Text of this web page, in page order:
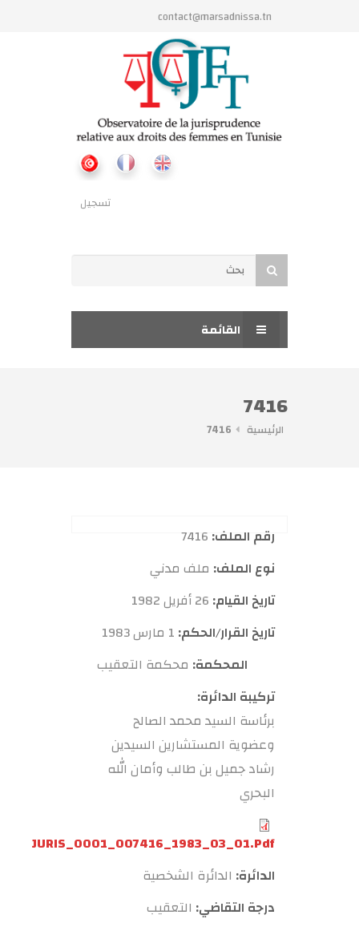
تجاوز إلى المحتوى الرئيسي
contact@marsadnissa.tn
تسجيل
استمارة البحث
بحث
القائمة
7416
الرئيسية 7416
رقم الملف:
نوع الملف: ملف مدني
تاريخ القيام: 26 أفريل 1982
تاريخ القرار/الحكم: 1 مارس 1983
المحكمة: محكمة التعقيب
تركيبة الدائرة:
برئاسة السيد محمد الصالح
وعضوية المستشارين السيدين
رشاد جميل بن طالب وأمان الله
البحري
JURIS_0001_007416_1983_03_01.pdf
الدائرة: الدائرة الشخصية
درجة التقاضي: التعقيب